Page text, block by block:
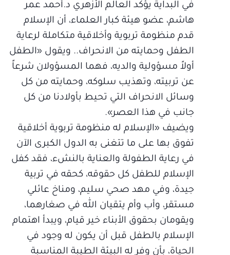
في البداية يؤكد العالم الأزهري د.أحمد عمر
هاشم، عضو هيئة كبار العلماء، أن الإسلام
قدم منظومة تربوية وأخلاقية متكاملة لرعاية
الطفل وحمايته من الانحراف.. ويقول «الطفل
أولاً مسؤولية والديه، فهما المسؤولان شرعاً
عن تربيته، وتهذيب سلوكه، وحمايته من كل
وسائل الانحراف التي تحيط بأولادنا من كل
جانب في هذا العصر».
ويضيف «الإسلام له منظومة تربوية أخلاقية
تفوق بها على ما تتغنى به الدول الكبرى الآن
في رعاية الطفولة والعناية بالنشء، فقد كفل
الإسلام للطفل كل حقوقه، كحقه في تربية
جيدة، وفي مهد صحي سليم، ومناخ عائلي
مستقر، وأب وأم يتقيان الله في صغارهما،
ويقومان بحقوق الأبناء خير قيام، ويبدأ اهتمام
الإسلام بالطفل قبل أن يكون له وجود في
الحياة، بأن وفر له البيئة الطيبة المناسبة